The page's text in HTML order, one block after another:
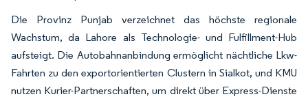
Die Provinz Punjab verzeichnet das höchste regionale
Wachstum, da Lahore als Technologie- und Fulfillment-Hub
aufsteigt. Die Autobahnanbindung ermöglicht nächtliche Lkw-
Fahrten zu den exportorientierten Clustern in Sialkot, und KMU
nutzen Kurier-Partnerschaften, um direkt über Express-Dienste